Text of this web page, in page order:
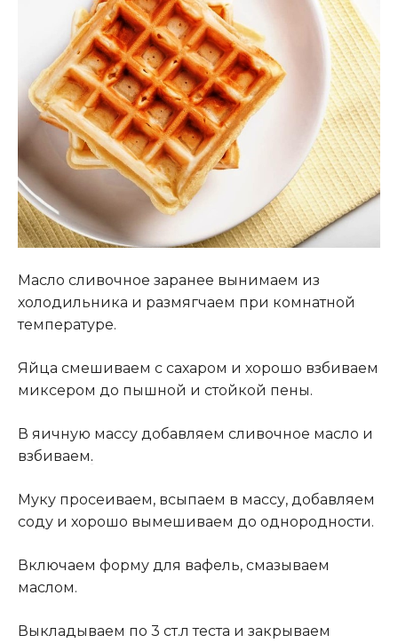
Масло сливочное заранее вынимаем из
холодильника и размягчаем при комнатной
температуре.
Яйца смешиваем с сахаром и хорошо взбиваем
миксером до пышной и стойкой пены.
В яичную массу добавляем сливочное масло и
взбиваем.
Муку просеиваем, всыпаем в массу, добавляем
соду и хорошо вымешиваем до однородности.
Включаем форму для вафель, смазываем
маслом.
Выкладываем по 3 ст.л теста и закрываем